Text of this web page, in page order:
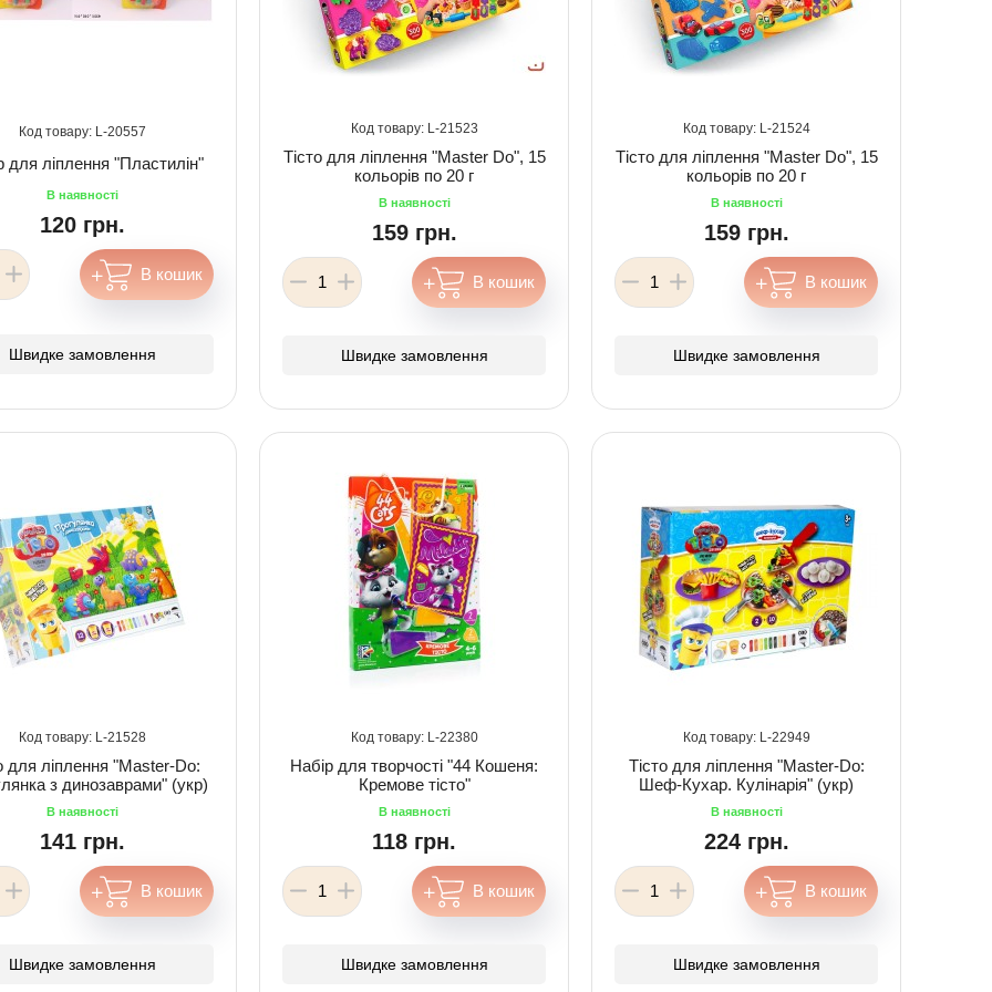
20557
для ліплення "Пластилін"
120 грн.
Швидке замовлення
21523
Тісто для ліплення "Master Do", 15
кольорів по 20 г
159 грн.
Швидке замовлення
21524
Тісто для ліплення "Master Do", 15
кольорів по 20 г
159 грн.
Швидке замовлення
21528
для ліплення "Master-Do:
з динозаврами" (укр)
141 грн.
Швидке замовлення
22380
Набір для творчості "44 Кошеня:
Кремове тісто"
118 грн.
Швидке замовлення
22949
Тісто для ліплення "Master-Do:
Шеф-Кухар. Кулінарія" (укр)
224 грн.
Швидке замовлення